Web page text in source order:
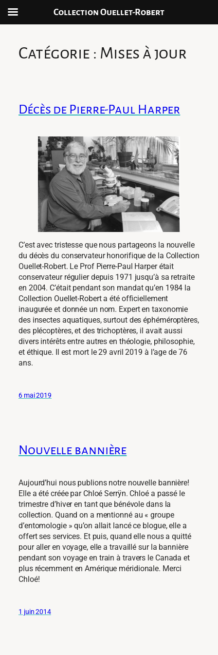
contenuCatégorie : Mises à jour
Décès de Pierre-Paul Harper
C’est avec tristesse que nous partageons la nouvelle
du décès du conservateur honorifique de la Collection
Ouellet-Robert. Le Prof Pierre-Paul Harper était
conservateur régulier depuis 1971 jusqu’à sa retraite
en 2004. C’était pendant son mandat qu’en 1984 la
Collection Ouellet-Robert a été officiellement
inaugurée et donnée un nom. Expert en taxonomie
des insectes aquatiques, surtout des éphéméroptères,
des plécoptères, et des trichoptères, il avait aussi
divers intérêts entre autres en théologie, philosophie,
et éthique. Il est mort le 29 avril 2019 à l’age de 76
ans.
6 mai 2019
Nouvelle bannière
Aujourd’hui nous publions notre nouvelle bannière!
Elle a été créée par Chloé Serrÿn. Chloé a passé le
trimestre d’hiver en tant que bénévole dans la
collection. Quand on a mentionné au « groupe
d’entomologie » qu’on allait lancé ce blogue, elle a
offert ses services. Et puis, quand elle nous a quitté
pour aller en voyage, elle a travaillé sur la bannière
pendant son voyage en train à travers le Canada et
plus récemment en Amérique méridionale. Merci
Chloé!
1 juin 2014
Collection Ouellet-Robert